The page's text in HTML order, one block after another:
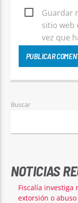
Guardar
sitio web
vez que
Buscar
NOTICIAS
Fiscalía investiga
extorsión o